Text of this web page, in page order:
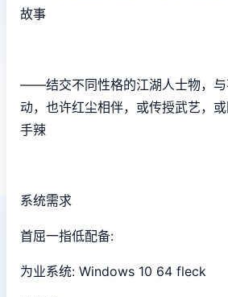
故事
——结交不同性格的江湖人士物，与
动，也许红尘相伴，或传授武艺，
手辣
系统需求
首屈一指低配备:
为业系统: Windows 10 64 fleck